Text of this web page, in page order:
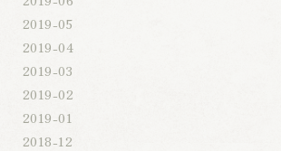
2019-05
2019-04
2019-03
2019-02
2019-01
2018-12